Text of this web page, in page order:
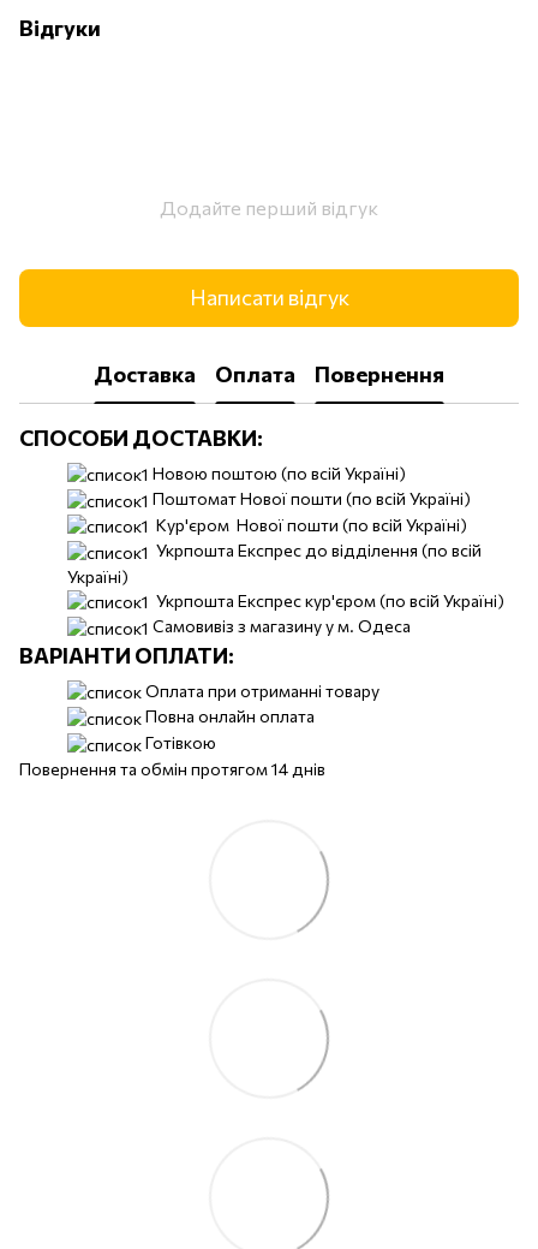
Відгуки
Додайте перший відгук
Написати відгук
Доставка Оплата Повернення
СПОСОБИ ДОСТАВКИ:
Новою поштою (по всій Україні)
Поштомат Нової пошти (по всій Україні)
Кур'єром Нової пошти (по всій Україні)
Укрпошта Експрес до відділення (по всій
Україні)
Укрпошта Експрес кур'єром (по всій Україні)
Самовивіз з магазину у м. Одеса
ВАРІАНТИ ОПЛАТИ:
Оплата при отриманні товару
Повна онлайн оплата
Готівкою
Повернення та обмін протягом 14 днів